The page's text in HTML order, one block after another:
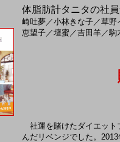
体脂肪計タニタの社
崎吐夢／小林きな子／草野
恵望子／壇蜜／吉田羊／駒
社運を賭けたダイエット
んだリベンジでした。